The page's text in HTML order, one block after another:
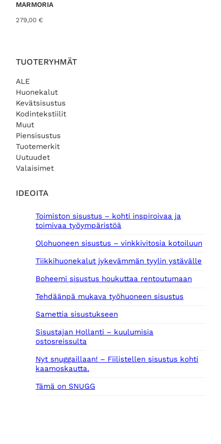
TUOTERYHMÄT
ALE
Huonekalut
Kevätsisustus
Kodintekstiilit
Muut
Piensisustus
Tuotemerkit
Uutuudet
Valaisimet
IDEOITA
Toimiston sisustus – kohti inspiroivaa ja
toimivaa työympäristöä
Olohuoneen sisustus – vinkkivitosia kotoiluun
Tiikkihuonekalut jykevämmän tyylin ystävälle
Boheemi sisustus houkuttaa rentoutumaan
Tehdäänpä mukava työhuoneen sisustus
Samettia sisustukseen
Sisustajan Hollanti – kuulumisia
ostosreissulta
Nyt snuggaillaan! – Fiilistellen sisustus kohti
kaamoskautta.
Tämä on SNUGG
MARMORIA
279,00 €